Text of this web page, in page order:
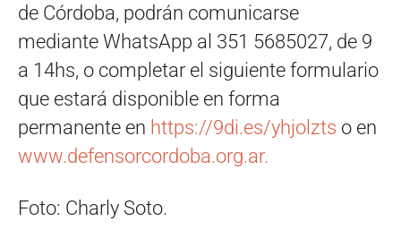
de Córdoba, podrán comunicarse
mediante WhatsApp al 351 5685027, de 9
a 14hs, o completar el siguiente formulario
que estará disponible en forma
permanente en https://9di.es/yhjolzts o en
www.defensorcordoba.org.ar.
Foto: Charly Soto.